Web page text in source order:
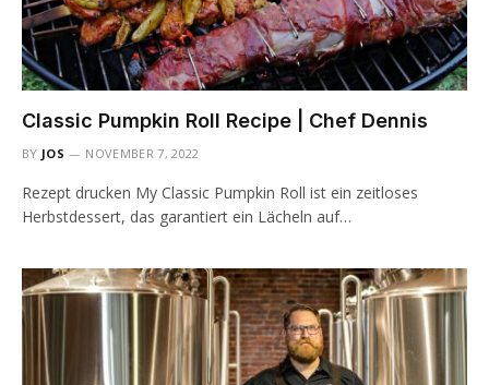
Classic Pumpkin Roll Recipe | Chef Dennis
BY JOS NOVEMBER 7, 2022
Rezept drucken My Classic Pumpkin Roll ist ein zeitloses
Herbstdessert, das garantiert ein Lächeln auf…